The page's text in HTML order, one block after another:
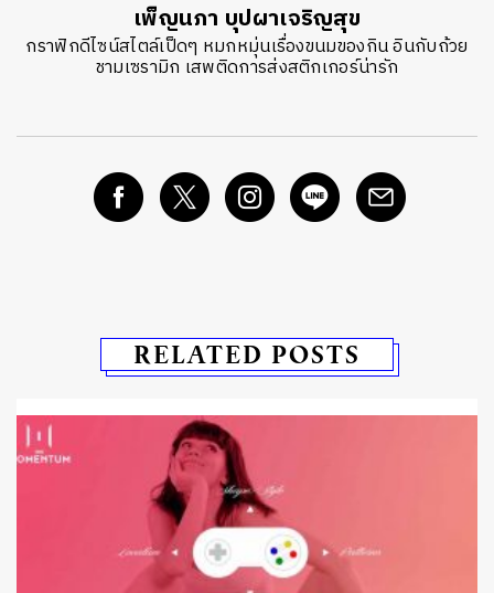
เพ็ญนภา บุปผาเจริญสุข
กราฟิกดีไซน์สไตล์เป็ดๆ หมกหมุ่นเรื่องขนมของกิน อินกับถ้วย
ชามเซรามิก เสพติดการส่งสติกเกอร์น่ารัก
RELATED POSTS